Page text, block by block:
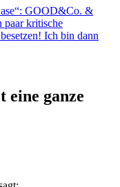
GOOD&Co. &
paar kritische
Ich bin dann
eine ganze